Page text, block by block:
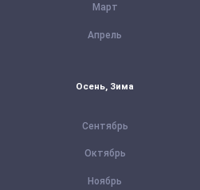
Март
Апрель
Осень, Зима
Сентябрь
Октябрь
Ноябрь